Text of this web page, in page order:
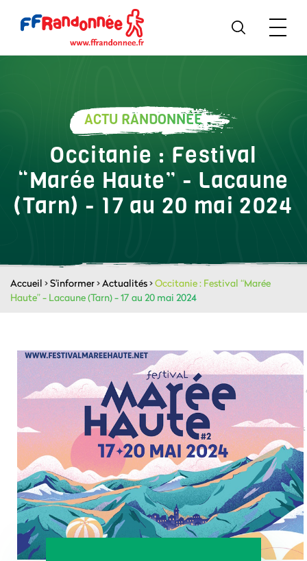
ACTU RANDONNÉE
Occitanie : Festival
“Marée Haute” - Lacaune
(Tarn) - 17 au 20 mai 2024
Accueil >S'informer>Actualités>Occitanie : Festival “Marée
Haute” - Lacaune (Tarn) - 17 au 20 mai 2024